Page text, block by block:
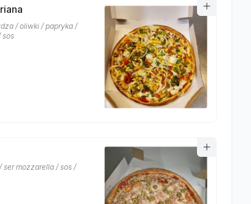
/ oliwki / papryka /
sos
ser mozzarella / sos /